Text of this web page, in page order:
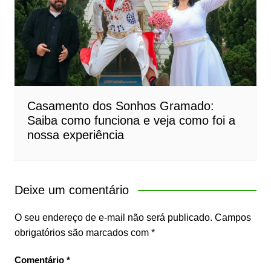
Casamento dos Sonhos Gramado:
Saiba como funciona e veja como foi a
nossa experiência
Deixe um comentário
O seu endereço de e-mail não será publicado. Campos
obrigatórios são marcados com *
Comentário *